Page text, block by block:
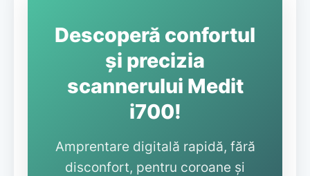
Descoperă confortul
și precizia
scannerului Medit
i700!
Amprentare digitală rapidă, fără
disconfort, pentru coroane și